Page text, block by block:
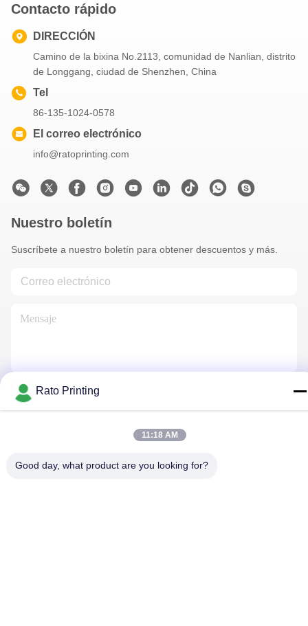
Contacto rápido
DIRECCIÓN
Camino de la bixina No.2113, comunidad de Nanlian, distrito
de Longgang, ciudad de Shenzhen, China
Tel
86-135-1024-0578
El correo electrónico
info@ratoprinting.com
Nuestro boletín
Suscríbete a nuestro boletín para obtener descuentos y más.
Contáctenos
cajas de embalaje personalizado Proveedor. Derecho de autor
Rato Printing
11:18 AM
Good day, what product are you looking for?